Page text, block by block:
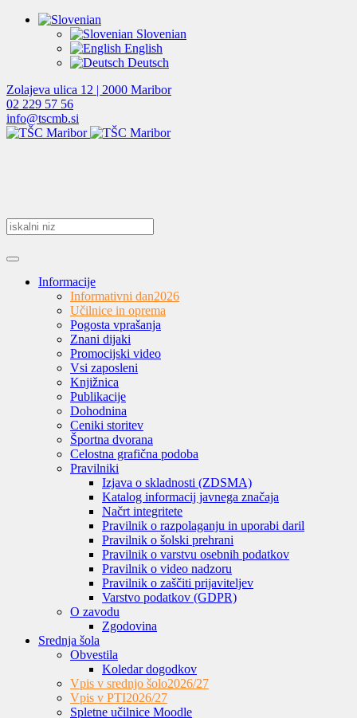
Slovenian
English
Deutsch
Zolajeva ulica 12 | 2000 Maribor
02 229 57 56
info@tscmb.si
Informacije
Informativni dan2026
Učilnice in oprema
Pogosta vprašanja
Znani dijaki
Promocijski video
Vsi zaposleni
Knjižnica
Publikacije
Dohodnina
Ceniki storitev
Športna dvorana
Celostna grafična podoba
Pravilniki
Izjava o skladnosti (ZDSMA)
Katalog informacij javnega značaja
Načrt integritete
Pravilnik o razpolaganju in uporabi daril
Pravilnik o šolski prehrani
Pravilnik o varstvu osebnih podatkov
Pravilnik o video nadzoru
Pravilnik o zaščiti prijaviteljev
Varstvo podatkov (GDPR)
O zavodu
Zgodovina
Srednja šola
Obvestila
Koledar dogodkov
Vpis v srednjo šolo2026/27
Vpis v PTI2026/27
Spletne učilnice Moodle